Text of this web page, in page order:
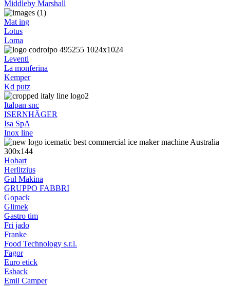
Middleby Marshall
Mat ing
Lotus
Loma
Leventi
La monferina
Kemper
Kd putz
Italpan snc
ISERNHÄGER
Isa SpA
Inox line
Hobart
Herlitzius
Gul Makina
GRUPPO FABBRI
Gopack
Glimek
Gastro tim
Fri jado
Franke
Food Technology s.r.l.
Fagor
Euro etick
Esback
Emil Camper